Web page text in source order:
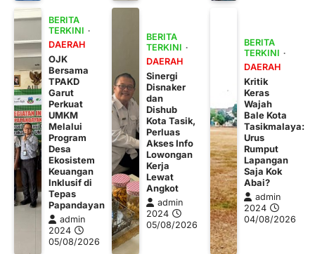
BERITA
TERKINI
DAERAH
OJK
Bersama
TPAKD
Garut
Perkuat
UMKM
Melalui
Program
Desa
Ekosistem
Keuangan
Inklusif di
Tepas
Papandayan
admin
2024
05/08/2026
BERITA
TERKINI
DAERAH
Sinergi
Disnaker
dan
Dishub
Kota Tasik,
Perluas
Akses Info
Lowongan
Kerja
Lewat
Angkot
admin
2024
05/08/2026
BERITA
TERKINI
DAERAH
Kritik
Keras
Wajah
Bale Kota
Tasikmalaya:
Urus
Rumput
Lapangan
Saja Kok
Abai?
admin
2024
04/08/2026